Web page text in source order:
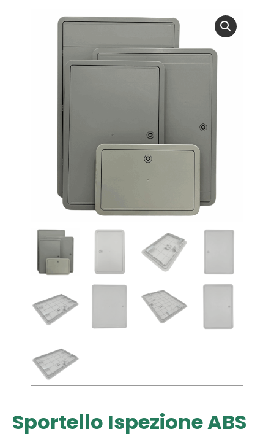
Sportello Ispezione ABS